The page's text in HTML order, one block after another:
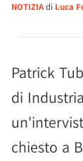
NOTIZIAdi Luca
Patrick
di
chiesto a